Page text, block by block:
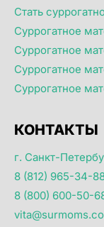
Стать
Суррогатное
Суррогатное
Суррогатное
Суррогатное
КОНТАКТЫ
г. Санкт-
8 (812) 965-34-
8 (800) 600-50-